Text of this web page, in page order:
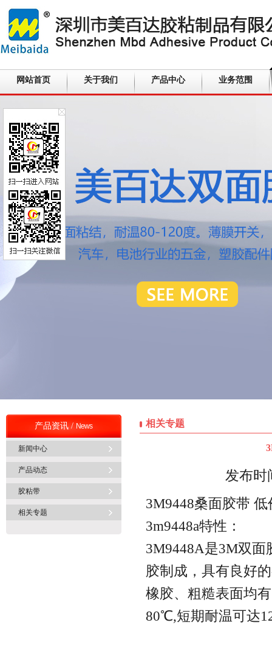
网站首页 关于我们 产品中心 业务范围
产品资讯 / News
新闻中心
产品动态
胶粘带
相关专题
相关专题
发布时
3M9448桑面胶带
3m9448a特性：
3M9448A是3M双
胶制成，具有良好
橡胶、粗糙表面均
80℃,短期耐温可达